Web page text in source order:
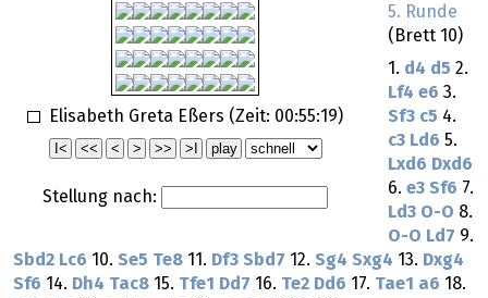
Elisabeth Greta Eßers (Zeit: 00:55:19)
Stellung nach:
5. Runde
(Brett 10)
1. d4 d5 2.
Lf4 e6 3.
Sf3 c5 4.
c3 Ld6 5.
Lxd6 Dxd6
6. e3 Sf6 7.
Ld3 O-O 8.
O-O Ld7 9.
Sbd2 Lc6 10. Se5 Te8 11. Df3 Sbd7 12. Sg4 Sxg4 13. Dxg4
Sf6 14. Dh4 Tac8 15. Tfe1 Dd7 16. Te2 Dd6 17. Tae1 a6 18.